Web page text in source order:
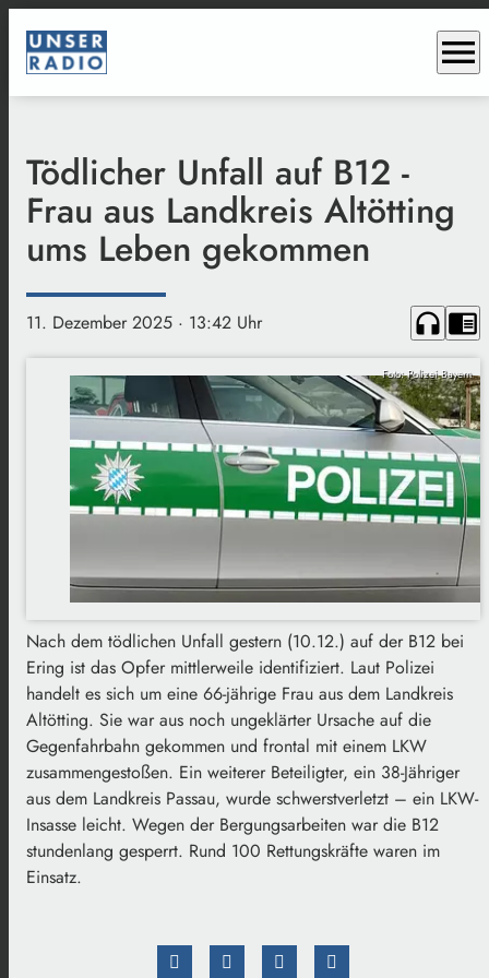
menu
Tödlicher Unfall auf B12 -
Frau aus Landkreis Altötting
ums Leben gekommen
11. Dezember 2025 · 13:42 Uhr headphones chrome_reader_mode
Foto: Polizei Bayern
Nach dem tödlichen Unfall gestern (10.12.) auf der B12 bei
Ering ist das Opfer mittlerweile identifiziert. Laut Polizei
handelt es sich um eine 66-jährige Frau aus dem Landkreis
Altötting. Sie war aus noch ungeklärter Ursache auf die
Gegenfahrbahn gekommen und frontal mit einem LKW
zusammengestoßen. Ein weiterer Beteiligter, ein 38-Jähriger
aus dem Landkreis Passau, wurde schwerstverletzt – ein LKW-
Insasse leicht. Wegen der Bergungsarbeiten war die B12
stundenlang gesperrt. Rund 100 Rettungskräfte waren im
Einsatz.